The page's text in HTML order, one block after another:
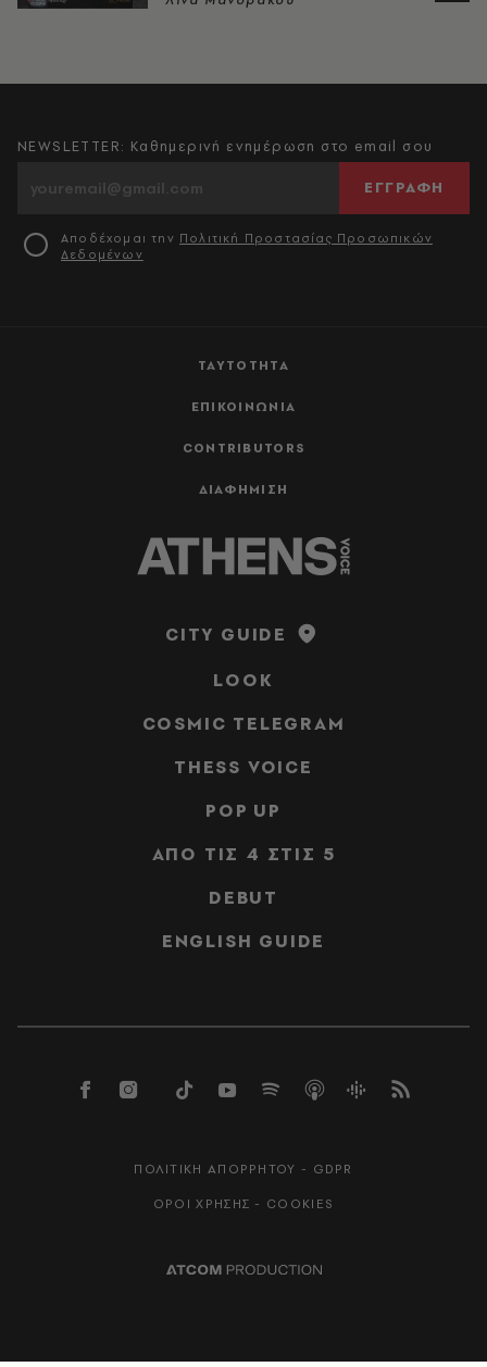
ΤΑΥΤΟΤΗΤΑ
ΕΠΙΚΟΙΝΩΝΙΑ
CONTRIBUTORS
ΔΙΑΦΗΜΙΣΗ
NEWSLETTER: Καθημερινή ενημέρωση στο email σου
ΕΓΓΡΑΦΗ
Αποδέχομαι την Πολιτική Προστασίας Προσωπικών
Δεδομένων
CITY GUIDE
LOOK
COSMIC TELEGRAM
THESS VOICE
POP UP
ΑΠΟ ΤΙΣ 4 ΣΤΙΣ 5
DEBUT
ENGLISH GUIDE
ΠΟΛΙΤΙΚΗ ΑΠΟΡΡΗΤΟΥ - GDPR
ΟΡΟΙ ΧΡΗΣΗΣ - COOKIES